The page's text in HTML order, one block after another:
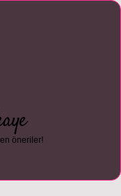
öneriler!